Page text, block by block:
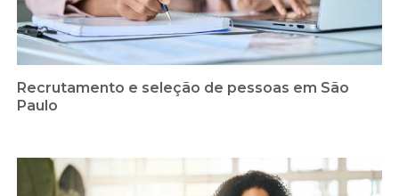
Recrutamento e seleção de pessoas em São
Paulo